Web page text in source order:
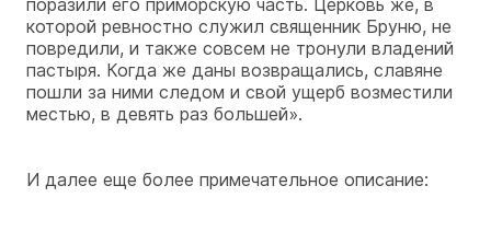
которой ревностно служил священник Бруню, не
повредили, и также совсем не тронули владений
пастыря. Когда же даны возвращались, славяне
пошли за ними следом и свой ущерб возместили
местью, в девять раз большей».
И далее еще более примечательное описание: